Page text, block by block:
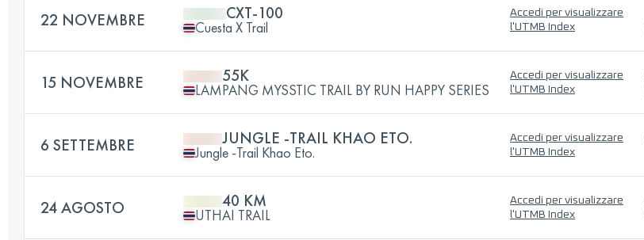
22 NOVEMBRE CXT-100
Cuesta X Trail
Accedi per visualizzare
l'UTMB Index
15 NOVEMBRE 55K
LAMPANG MYSSTIC TRAIL BY RUN HAPPY SERIES
Accedi per visualizzare
l'UTMB Index
6 SETTEMBRE JUNGLE -TRAIL KHAO ETO.
Jungle -Trail Khao Eto.
Accedi per visualizzare
l'UTMB Index
24 AGOSTO 40 KM
UTHAI TRAIL
Accedi per visualizzare
l'UTMB Index